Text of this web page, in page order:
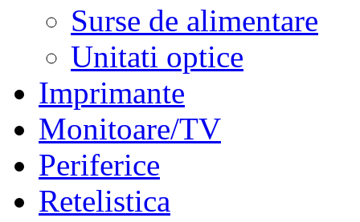
Surse de alimentare
Unitati optice
Imprimante
Monitoare/TV
Periferice
Retelistica